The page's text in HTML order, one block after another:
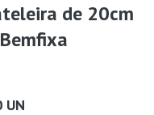
de 20cm
UN